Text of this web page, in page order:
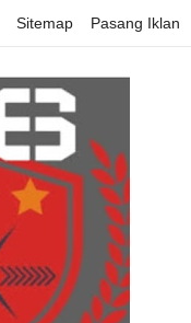
Sitemap Pasang Iklan